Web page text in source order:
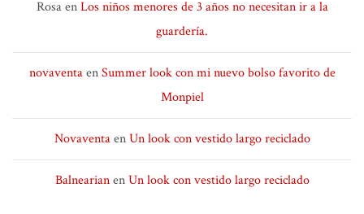
RosaenLos niños menores de 3 años no necesitan ir a la
guardería.
novaventaenSummer look con mi nuevo bolso favorito de
Monpiel
NovaventaenUn look con vestido largo reciclado
BalnearianenUn look con vestido largo reciclado